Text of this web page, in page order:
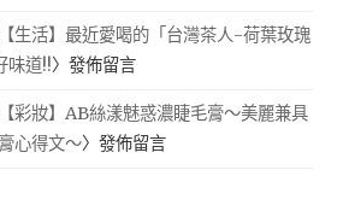
【生活】最近愛喝的「台灣茶人-荷葉玫瑰
味道!!〉發佈留言
【彩妝】AB絲漾魅惑濃睫毛膏～美麗兼具
心得文～〉發佈留言